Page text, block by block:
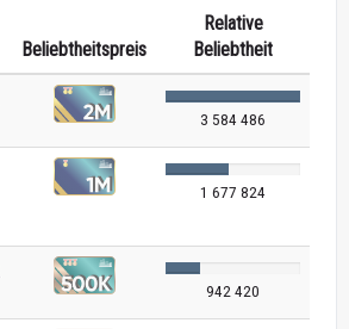
Beliebtheitspreis
Relative
Beliebtheit
3 584 486
1 677 824
942 420